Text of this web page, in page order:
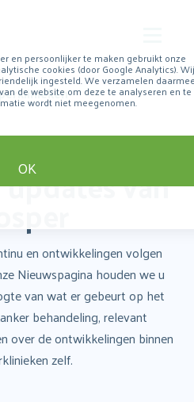
en persoonlijker te maken gebruikt onze
cookies (door Google Analytics). Wij
ingesteld. We verzamelen
de website om deze te analyseren en te
wordt niet meegenomen.
OK
Prosper
van
en ontwikkelingen volgen
Nieuwspagina houden we u
van wat er gebeurt op het
behandeling, relevant
over de ontwikkelingen binnen
zelf.